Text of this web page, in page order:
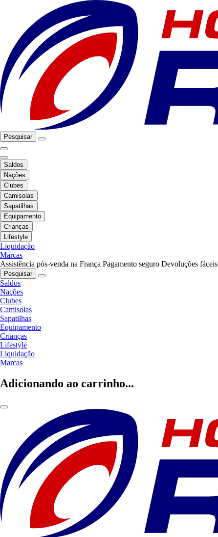
Pesquisar
Saldos
Nações
Clubes
Camisolas
Sapatilhas
Equipamento
Crianças
Lifestyle
Liquidação
Marcas
Assistência pós-venda na França Pagamento seguro Devoluções fáceis
Pesquisar
Saldos
Nações
Clubes
Camisolas
Sapatilhas
Equipamento
Crianças
Lifestyle
Liquidação
Marcas
Adicionando ao carrinho...